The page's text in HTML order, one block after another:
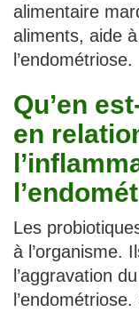
alimentaire
aliments, aide
l’endométriose.
Qu’en
en
Les
à l’organisme.
l’aggravation